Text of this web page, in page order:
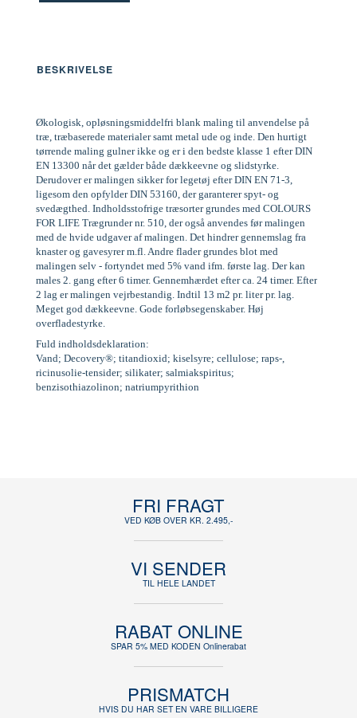
BESKRIVELSE
Økologisk, opløsningsmiddelfri blank maling til anvendelse på
træ, træbaserede materialer samt metal ude og inde. Den hurtigt
tørrende maling gulner ikke og er i den bedste klasse 1 efter DIN
EN 13300 når det gælder både dækkeevne og slidstyrke.
Derudover er malingen sikker for legetøj efter DIN EN 71-3,
ligesom den opfylder DIN 53160, der garanterer spyt- og
svedægthed. Indholdsstofrige træsorter grundes med COLOURS
FOR LIFE Trægrunder nr. 510, der også anvendes før malingen
med de hvide udgaver af malingen. Det hindrer gennemslag fra
knaster og gavesyrer m.fl. Andre flader grundes blot med
malingen selv - fortyndet med 5% vand ifm. første lag. Der kan
males 2. gang efter 6 timer. Gennemhærdet efter ca. 24 timer. Efter
2 lag er malingen vejrbestandig. Indtil 13 m2 pr. liter pr. lag.
Meget god dækkeevne. Gode forløbsegenskaber. Høj
overfladestyrke.
Fuld indholdsdeklaration:
Vand; Decovery®; titandioxid; kiselsyre; cellulose; raps-,
ricinusolie-tensider; silikater; salmiakspiritus;
benzisothiazolinon; natriumpyrithion
FRI FRAGT
VED KØB OVER KR. 2.495,-
VI SENDER
TIL HELE LANDET
RABAT ONLINE
SPAR 5% MED KODEN Onlinerabat
PRISMATCH
HVIS DU HAR SET EN VARE BILLIGERE